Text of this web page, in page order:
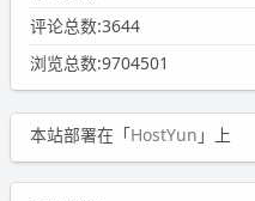
评论总数:3644
浏览总数:9704501
本站部署在「HostYun 」上